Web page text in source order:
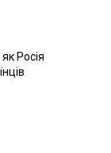
Росія